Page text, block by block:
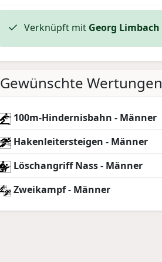
Verknüpft mit Georg Limbach
Gewünschte Wertungen
100m-Hindernisbahn - Männer
Hakenleitersteigen - Männer
Löschangriff Nass - Männer
Zweikampf - Männer